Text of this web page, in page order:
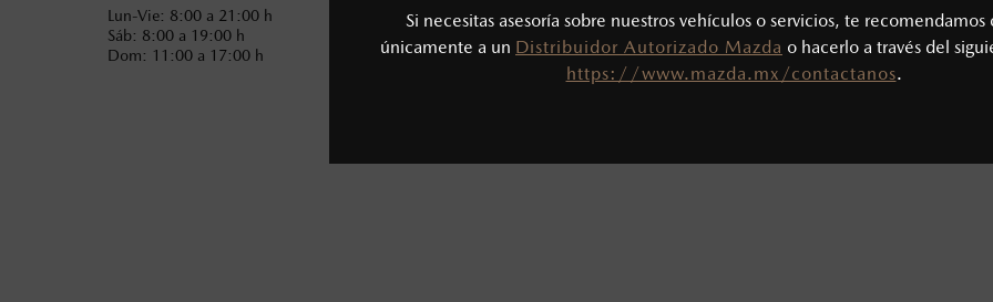
Si necesitas asesoría sobre nuestros vehículos o servicios, te recomendamos
únicamente a un Distribuidor Autorizado Mazda o hacerlo a través del
https://www.mazda.mx/contactanos.
Lun-Vie: 8:00 a 21:00 h
Sáb: 8:00 a 19:00 h
Dom: 11:00 a 17:00 h
Lun-Vie: 7:00 a 17:00 h
Dom: CERRADO
¿CÓMO LLEGAR?